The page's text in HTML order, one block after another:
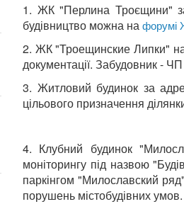
1. ЖК "Перлина Троєщини"
будівництво можна на форумі
2. ЖК "Троещинские Липки" на
документації. Забудовник -
3. Житловий будинок за
цільового призначення
4. Клубний будинок
моніторингу під назвою
паркінгом "Милославский
порушень містобудівних